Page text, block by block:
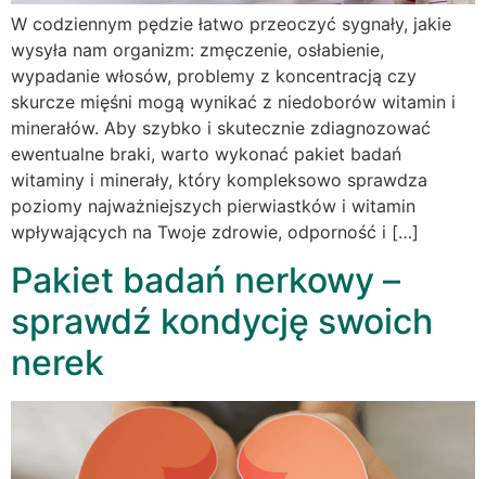
W codziennym pędzie łatwo przeoczyć sygnały, jakie
wysyła nam organizm: zmęczenie, osłabienie,
wypadanie włosów, problemy z koncentracją czy
skurcze mięśni mogą wynikać z niedoborów witamin i
minerałów. Aby szybko i skutecznie zdiagnozować
ewentualne braki, warto wykonać pakiet badań
witaminy i minerały, który kompleksowo sprawdza
poziomy najważniejszych pierwiastków i witamin
wpływających na Twoje zdrowie, odporność i […]
Pakiet badań nerkowy –
sprawdź kondycję swoich
nerek